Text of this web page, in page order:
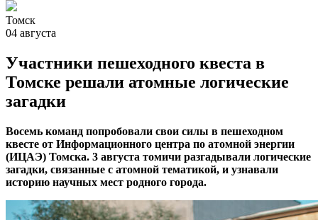
Томск
04 августа
Участники пешеходного квеста в
Томске решали атомные логические
загадки
Восемь команд попробовали свои силы в пешеходном
квесте от Информационного центра по атомной энергии
(ИЦАЭ) Томска. 3 августа томичи разгадывали логические
загадки, связанные с атомной тематикой, и узнавали
историю научных мест родного города.